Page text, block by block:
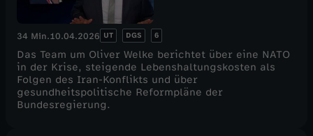
34 Min.10.04.2026 UT DGS 6
Das Team um Oliver Welke berichtet über eine NATO
in der Krise, steigende Lebenshaltungskosten als
Folgen des Iran-Konflikts und über
gesundheitspolitische Reformpläne der
Bundesregierung.